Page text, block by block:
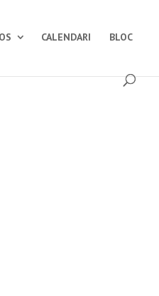
CALENDARI BLOC